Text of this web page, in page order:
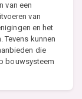
van een
van
en het
kunnen
die
bouwsysteem